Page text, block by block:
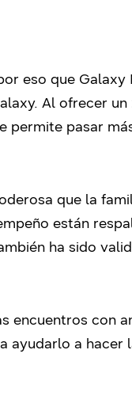
eso que Galaxy
Al ofrecer
permite pasar
que la
están
ha sido
encuentros con
ayudarlo a hacer